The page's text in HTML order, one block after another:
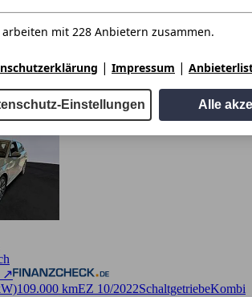
➚
TSI Benzin 110 PS (81 kW)
↗
109.000 kmEZ 10/2022SchaltgetriebeKombi
mit 228 Anbietern zusammen.
| Impressum |
Einstellungen Alle